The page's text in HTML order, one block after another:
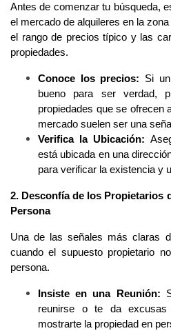
Antes de comenzar tu búsqueda,
el mercado de alquileres en la
el rango de precios típico y las
propiedades.
Conoce los precios: Si
bueno para ser verdad,
propiedades que se ofrecen
mercado suelen ser una
Verifica la Ubicación:
está ubicada en una
para verificar la existencia y
2. Desconfía de los Propietarios
Persona
Una de las señales más claras
cuando el supuesto propietario
persona.
Insiste en una Reunión:
reunirse o te da
mostrarte la propiedad en